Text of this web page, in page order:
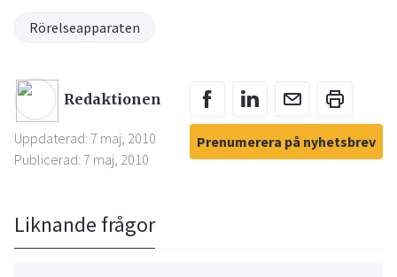
Rörelseapparaten
Redaktionen
Uppdaterad: 7 maj, 2010
Publicerad: 7 maj, 2010
Prenumerera på nyhetsbrev
Liknande frågor